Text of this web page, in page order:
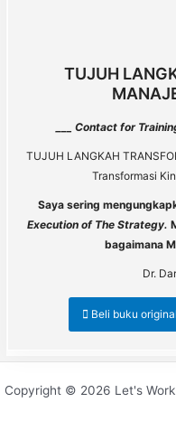
TUJUH
___ Contact for
TUJUH LANGKAH
Transformasi
Saya sering
Execution of The Strategy.
bagaimana
Dr.
Beli buku
Copyright © 2026 Let's